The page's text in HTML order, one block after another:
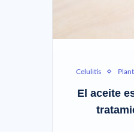
Celulitis
El aceite